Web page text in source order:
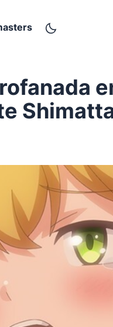
modo
twitter
en facebook